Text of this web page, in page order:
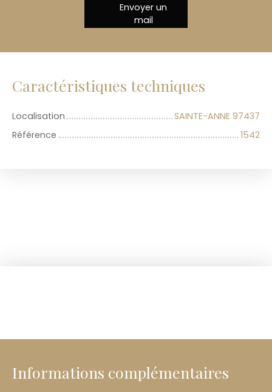
Envoyer un
mail
Caractéristiques techniques
Localisation
SAINTE-ANNE 97437
Référence
1542
Informations complémentaires